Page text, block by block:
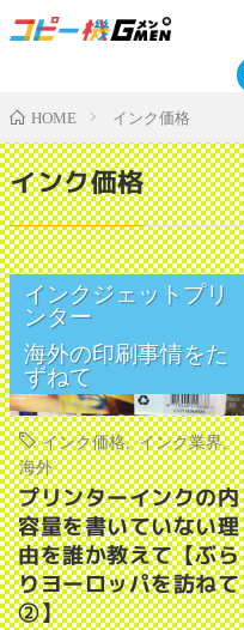
HOME インク価格
インク価格
インクジェットプリ
ンター
海外の印刷事情をた
ずねて
インク価格,インク業界,
海外
プリンターインクの内
容量を書いていない理
由を誰か教えて【ぶら
りヨーロッパを訪ねて
②】